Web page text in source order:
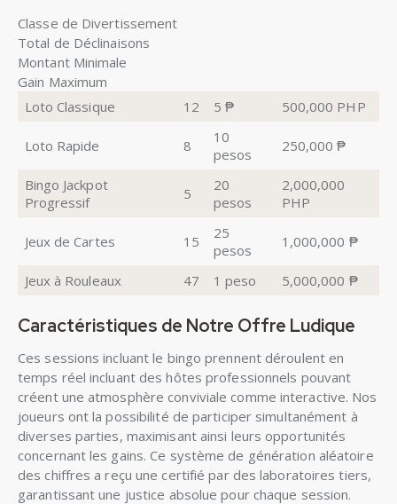
Classe de Divertissement
Total de Déclinaisons
Montant Minimale
Gain Maximum
Loto Classique
12 5 ₱ 500,000 PHP
Loto Rapide 8
10
pesos
250,000 ₱
Bingo Jackpot
Progressif
5
20
pesos
2,000,000
PHP
Jeux de Cartes 15
25
pesos
1,000,000 ₱
Jeux à Rouleaux 47 1 peso 5,000,000 ₱
Caractéristiques de Notre Offre Ludique
Ces sessions incluant le bingo prennent déroulent en
temps réel incluant des hôtes professionnels pouvant
créent une atmosphère conviviale comme interactive. Nos
joueurs ont la possibilité de participer simultanément à
diverses parties, maximisant ainsi leurs opportunités
concernant les gains. Ce système de génération aléatoire
des chiffres a reçu une certifié par des laboratoires tiers,
garantissant une justice absolue pour chaque session.